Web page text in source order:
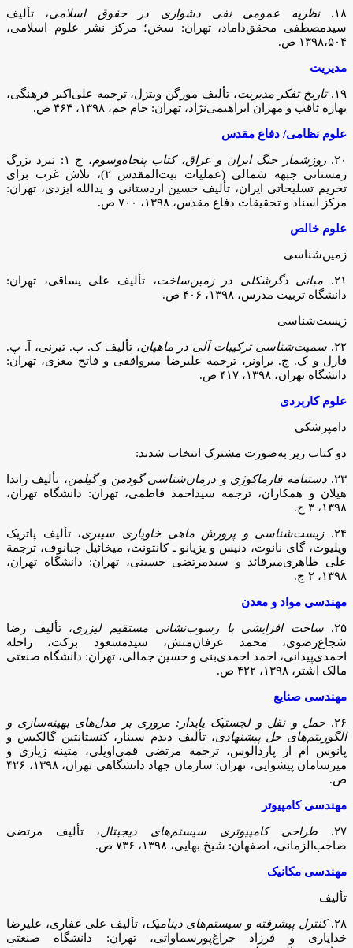
۱۸. نظریه عمومی نفی دشواری در حقوق اسلامی، تألیف
سیدمصطفی محقق‌داماد،‌ تهران: سخن؛ مرکز نشر علوم اسلامی،
‌۱۳۹۸،‌۵۰۴ ص.
مدیریت
۱۹. تاریخ تفکر مدیریت،‌ تألیف مورگن ویتزل، ترجمه علی‌اکبر فرهنگی،
بهاره ثاقب و مهران ابراهیمی‌نژاد، تهران: جام جم، ‌۱۳۹۸، ۴۶۴ ص.
علوم نظامی/ دفاع مقدس
۲۰. روزشمار جنگ ایران و عراق، کتاب پنجاه‌وسوم
، ج ۱: نبرد بزرگ
زمستانی جبهه شمالی (عملیات بیت‌المقدس ۲)، تلاش غرب برای
تحریم تسلیحاتی ایران، تألیف حسین اردستانی و یدالله ایزدی، تهران:
مرکز اسناد و تحقیقات دفاع مقدس، ۱۳۹۸، ۷۰۰ ص.
علوم خالص
زمین‌شناسی
۲۱. مبانی دگرشکلی در زمین‌ساخت، تألیف علی یساقی، تهران:
دانشگاه تربیت مدرس، ۱۳۹۸، ۴۰۶ ص.
زیست‌شناسی
۲۲. سمیت‌شناسی ترکیبات آلی در ماهیان، تألیف ک. ‌ب. تیرنی، آ. ‌پ.
فارل و ک. ‌ج. براونر، ترجمه علیرضا میرواقفی و فاتح معزی، تهران:
دانشگاه تهران، ۱۳۹۸، ۴۱۷ ص.
علوم کاربردی
دامپزشکی
دو کتاب زیر به‌صورت مشترک انتخاب شدند:
۲۳. دستنامه فارماکوژی و درمان‌شناسی گودمن و گیلمن، تألیف راندا
هیلان و همکاران، ترجمه سیداحمد فاطمی، تهران: دانشگاه تهران،
۱۳۹۸، ۳ ج.
۲۴. زیست‌شناسی و پرورش ماهی خاویاری سیبری،‌ تألیف پاتریک
ویلیوت، گای نانوت، دنیس و یزیانو ـ کانتونت، میخائیل چبانوف، ترجمة
علی طاهری‌میرقائد و سیدمرتضی حسینی، تهران: دانشگاه تهران،
۱۳۹۸، ۲ ج.
مهندسی مواد و معدن
۲۵. ساخت افزایشی با رسوب‌نشانی مستقیم لیزری، تألیف رضا
شجاع‌رضوی، محمد عرفان‌منش، سیدمسعود برکت، راحله
احمدی‌پیدانی، احمد احمدی‌بنی و حسین جمالی، تهران: دانشگاه صنعتی
مالک اشتر، ۱۳۹۸، ۴۲۲ ص.
مهندسی صنایع
۲۶.
حمل و نقل و لجستیک پایدار: مروری بر مدل‌های بهینه‌سازی و
الگوریتم‌های حل پیشنهادی، تألیف دیدم سینار، کنستانتین گالکیس و
پانوس ام ار پاردالوس، ترجمة مرتضی قمی‌اویلی، متینه زیاری و
میرسامان پیشوایی، تهران: سازمان جهاد دانشگاهی تهران، ۱۳۹۸، ۴۲۶
ص.
مهندسی کامپیوتر
۲۷. طراحی کامپیوتری سیستم‌های دیجیتال، تألیف مرتضی
صاحب‌الزمانی، اصفهان: شیخ بهایی، ۱۳۹۸، ۷۳۶ ص.
مهندسی مکانیک
تألیف
۲۸. کنترل پیشرفته و سیستم‌های دینامیک، تألیف علی غفاری، علیرضا
خدایاری و فرزاد چراغ‌پورسماواتی، تهران: دانشگاه صنعتی